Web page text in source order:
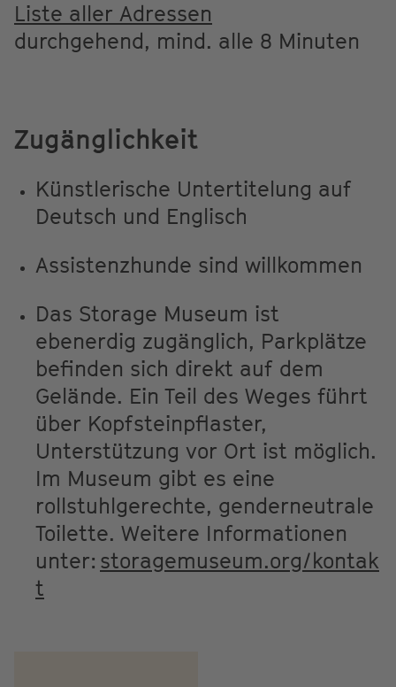
Liste aller Adressen
durchgehend, mind. alle 8 Minuten
Zugänglichkeit
Künstlerische Untertitelung auf
Deutsch und Englisch
Assistenzhunde sind willkommen
Das Storage Museum ist
ebenerdig zugänglich, Parkplätze
befinden sich direkt auf dem
Gelände. Ein Teil des Weges führt
über Kopfsteinpflaster,
Unterstützung vor Ort ist möglich.
Im Museum gibt es eine
rollstuhlgerechte, genderneutrale
Toilette. Weitere Informationen
unter: storagemuseum.org/kontak
t